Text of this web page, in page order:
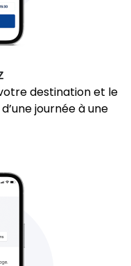
destination et le
journée à une